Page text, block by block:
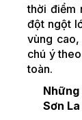
thời điểm
đột ngột
vùng
chú ý
toàn.
Sơn